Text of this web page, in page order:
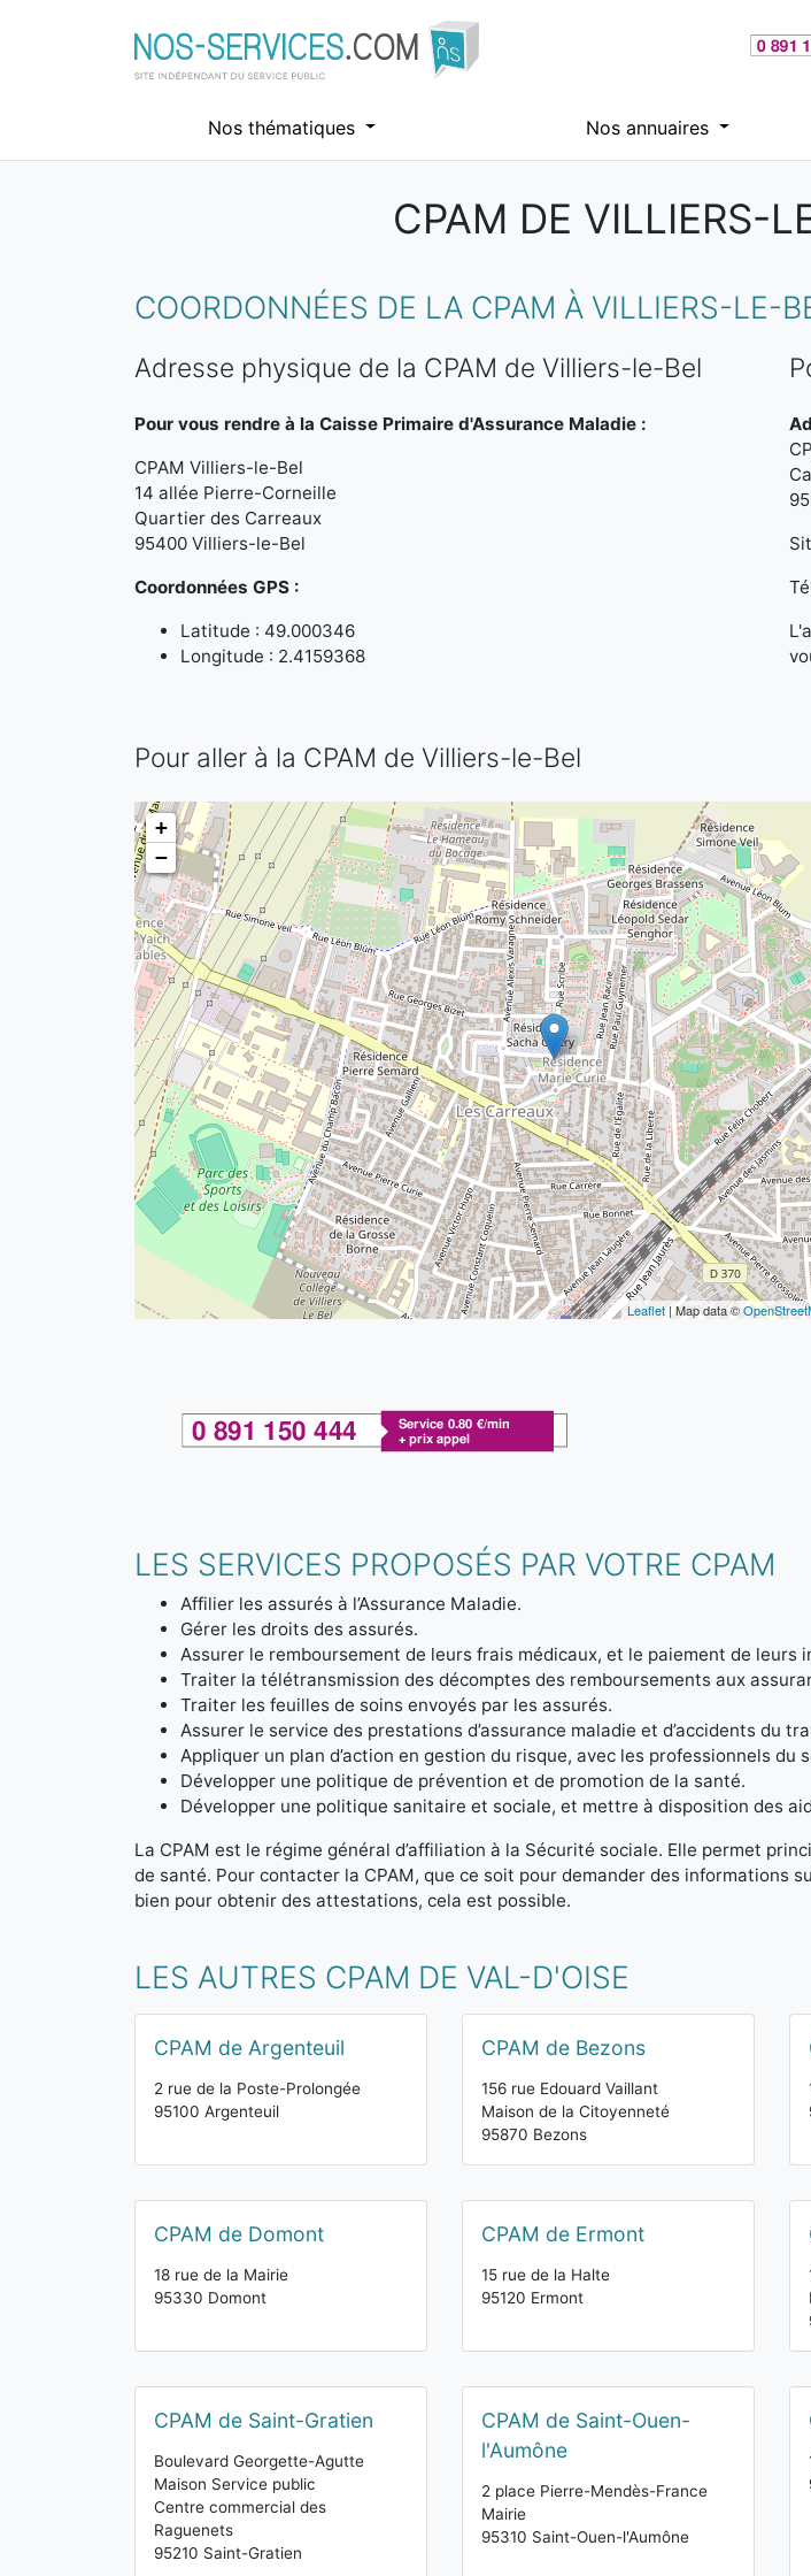
Nos thématiques Nos annuaires
CPAM DE VILLIERS-
COORDONNÉES DE LA CPAM À VILLIERS-LE-
Adresse physique de la CPAM de Villiers-le-Bel
Pour vous rendre à la Caisse Primaire d'Assurance Maladie :
CPAM Villiers-le-Bel
14 allée Pierre-Corneille
Quartier des Carreaux
95400 Villiers-le-Bel
Coordonnées GPS :
Latitude : 49.000346
Longitude : 2.4159368
Pour aller à la CPAM de Villiers-le-Bel
+
−
Leaflet| Map data ©
LES SERVICES PROPOSÉS PAR VOTRE CPAM
Affilier les assurés à l’Assurance Maladie.
Gérer les droits des assurés.
Assurer le remboursement de leurs frais médicaux, et le paiement de leurs
Traiter la télétransmission des décomptes des remboursements aux
Traiter les feuilles de soins envoyés par les assurés.
Assurer le service des prestations d’assurance maladie et d’accidents du
Appliquer un plan d’action en gestion du risque, avec les professionnels du
Développer une politique de prévention et de promotion de la santé.
Développer une politique sanitaire et sociale, et mettre à disposition des
La CPAM est le régime général d’affiliation à la Sécurité sociale. Elle permet
de santé. Pour contacter la CPAM, que ce soit pour demander des informations
bien pour obtenir des attestations, cela est possible.
LES AUTRES CPAM DE VAL-D'OISE
CPAM de Argenteuil
2 rue de la Poste-Prolongée
95100 Argenteuil
CPAM de Bezons
156 rue Edouard Vaillant
Maison de la Citoyenneté
95870 Bezons
CPAM de Domont
18 rue de la Mairie
95330 Domont
CPAM de Ermont
15 rue de la Halte
95120 Ermont
CPAM de Saint-Gratien
Boulevard Georgette-Agutte
Maison Service public
Centre commercial des
Raguenets
95210 Saint-Gratien
CPAM de Saint-Ouen-
l'Aumône
2 place Pierre-Mendès-France
Mairie
95310 Saint-Ouen-l'Aumône